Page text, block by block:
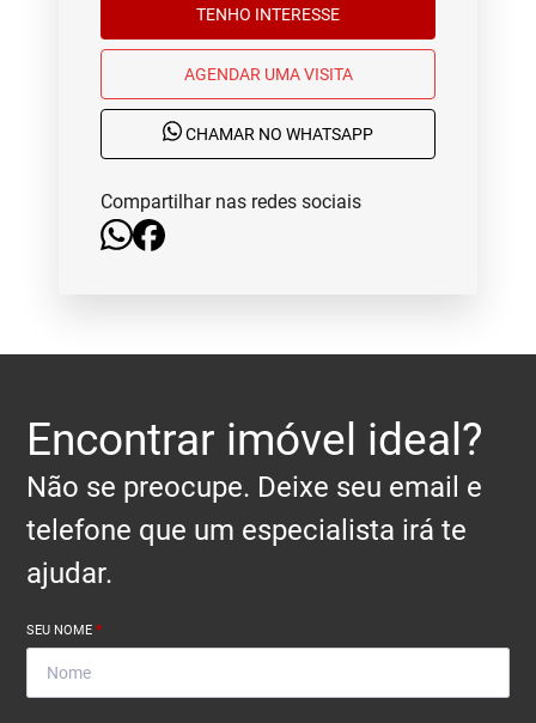
TENHO INTERESSE
AGENDAR UMA VISITA
CHAMAR NO WHATSAPP
Compartilhar nas redes sociais
Encontrar imóvel ideal?
Não se preocupe. Deixe seu email e
telefone que um especialista irá te
ajudar.
SEU NOME*